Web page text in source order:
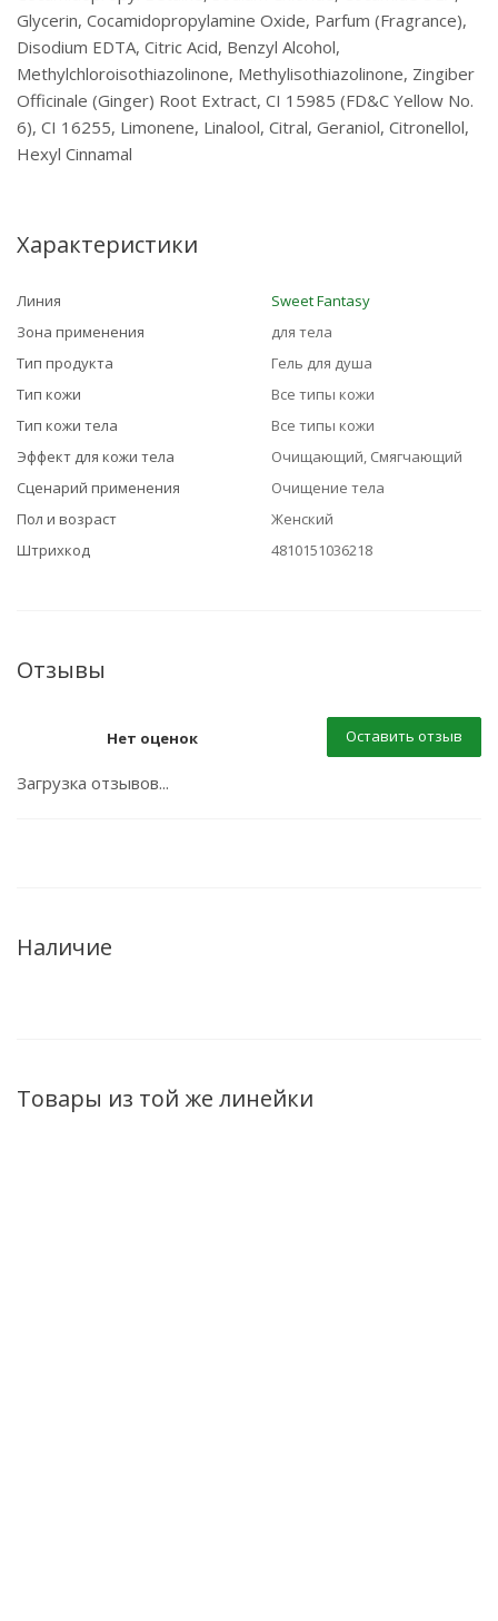
Glycerin, Cocamidopropylamine Oxide, Parfum (Fragrance),
Disodium EDTA, Citric Acid, Benzyl Alcohol,
Methylchloroisothiazolinone, Methylisothiazolinone, Zingiber
Officinale (Ginger) Root Extract, CI 15985 (FD&C Yellow No.
6), CI 16255, Limonene, Linalool, Citral, Geraniol, Citronellol,
Hexyl Cinnamal
Характеристики
Линия
Sweet Fantasy
Зона применения
для тела
Тип продукта
Гель для душа
Тип кожи
Все типы кожи
Тип кожи тела
Все типы кожи
Эффект для кожи тела
Очищающий, Смягчающий
Сценарий применения
Очищение тела
Пол и возраст
Женский
Штрихкод
4810151036218
Отзывы
Нет оценок Оставить отзыв
Загрузка отзывов...
Наличие
Товары из той же линейки